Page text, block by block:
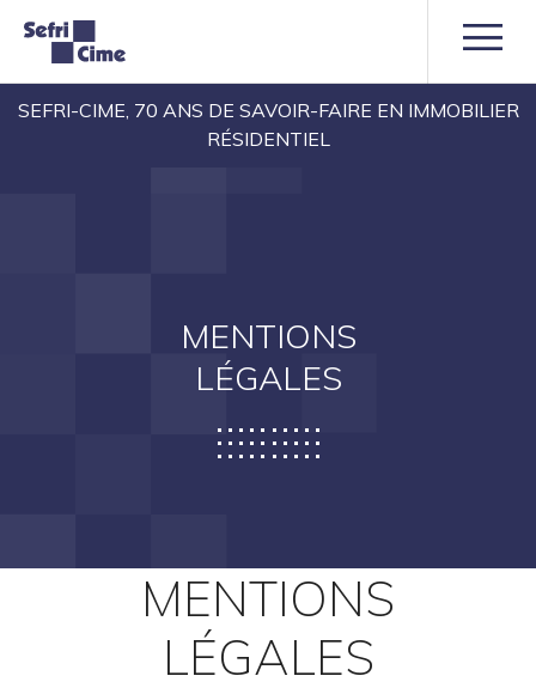
SEFRI-CIME, 70 ANS DE SAVOIR-FAIRE EN IMMOBILIER
RÉSIDENTIEL
MENTIONS
LÉGALES
MENTIONS
LÉGALES